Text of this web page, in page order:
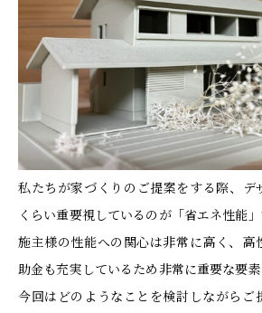
私たちが家づくりのご提案をする際、デ
くらい重要視しているのが「省エネ性能」
施主様の性能への関心は非常に高く、高
助金も充実しているため非常に重要な要素
今回はどのようなことを検討しながらご